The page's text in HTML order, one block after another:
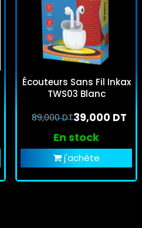
Écouteurs Sans Fil Inkax
TWS03 Blanc
39,000 DT
89,000 DT
En stock
j'achète